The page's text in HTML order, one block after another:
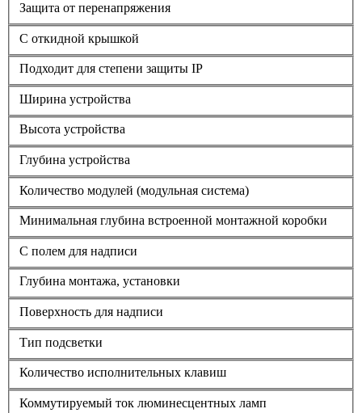
Защита от перенапряжения
С откидной крышкой
Подходит для степени защиты IP
Ширина устройства
Высота устройства
Глубина устройства
Количество модулей (модульная система)
Минимальная глубина встроенной монтажной коробки
С полем для надписи
Глубина монтажа, установки
Поверхность для надписи
Тип подсветки
Количество исполнительных клавиш
Коммутируемый ток люминесцентных ламп